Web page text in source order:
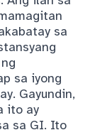
sa
sa iyong
Gayundin,
ito ay
sa GI. Ito